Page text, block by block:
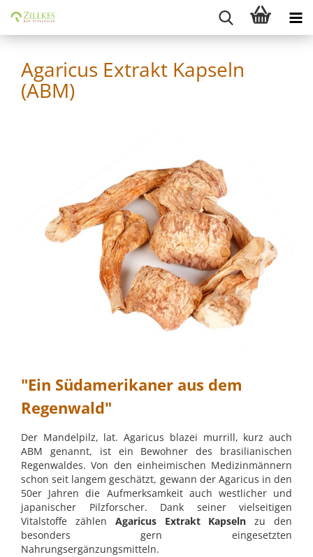
Agaricus Extrakt Kapseln
(ABM)
"Ein Südamerikaner aus dem
Regenwald"
Der Mandelpilz, lat. Agaricus blazei murrill, kurz auch
ABM genannt, ist ein Bewohner des brasilianischen
Regenwaldes. Von den einheimischen Medizinmännern
schon seit langem geschätzt, gewann der Agaricus in den
50er Jahren die Aufmerksamkeit auch westlicher und
japanischer Pilzforscher. Dank seiner vielseitigen
Vitalstoffe zählen Agaricus Extrakt Kapseln zu den
besonders gern eingesetzten
Nahrungsergänzungsmitteln.